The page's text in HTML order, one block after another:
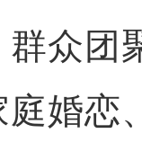
众团
婚恋